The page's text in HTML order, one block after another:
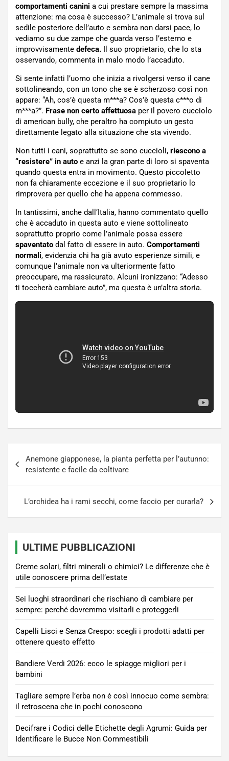
comportamenti canini a cui prestare sempre la massima
attenzione: ma cosa è successo? L’animale si trova sul
sedile posteriore dell’auto e sembra non darsi pace, lo
vediamo su due zampe che guarda verso l’esterno e
improvvisamente defeca. Il suo proprietario, che lo sta
osservando, commenta in malo modo l’accaduto.
Si sente infatti l’uomo che inizia a rivolgersi verso il cane
sottolineando, con un tono che se è scherzoso così non
appare: “Ah, cos’è questa m***a? Cos’è questa c***o di
m***a?”. Frase non certo affettuosa per il povero cucciolo
di american bully, che peraltro ha compiuto un gesto
direttamente legato alla situazione che sta vivendo.
Non tutti i cani, soprattutto se sono cuccioli, riescono a
“resistere” in auto e anzi la gran parte di loro si spaventa
quando questa entra in movimento. Questo piccoletto
non fa chiaramente eccezione e il suo proprietario lo
rimprovera per quello che ha appena commesso.
In tantissimi, anche dall’Italia, hanno commentato quello
che è accaduto in questa auto e viene sottolineato
soprattutto proprio come l’animale possa essere
spaventato dal fatto di essere in auto. Comportamenti
normali, evidenzia chi ha già avuto esperienze simili, e
comunque l’animale non va ulteriormente fatto
preoccupare, ma rassicurato. Alcuni ironizzano: “Adesso
ti toccherà cambiare auto”, ma questa è un’altra storia.
articoli
Anemone giapponese, la pianta perfetta per l’autunno:
resistente e facile da coltivare
L’orchidea ha i rami secchi, come faccio per curarla?
ULTIME PUBBLICAZIONI
Creme solari, filtri minerali o chimici? Le differenze che è
utile conoscere prima dell’estate
Sei luoghi straordinari che rischiano di cambiare per
sempre: perché dovremmo visitarli e proteggerli
Capelli Lisci e Senza Crespo: scegli i prodotti adatti per
ottenere questo effetto
Bandiere Verdi 2026: ecco le spiagge migliori per i
bambini
Tagliare sempre l’erba non è così innocuo come sembra:
il retroscena che in pochi conoscono
Decifrare i Codici delle Etichette degli Agrumi: Guida per
Identificare le Bucce Non Commestibili